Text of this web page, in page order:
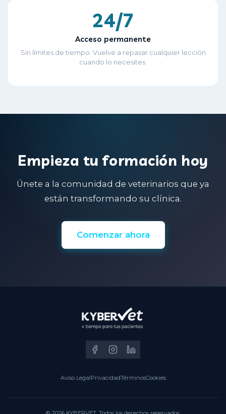
24/7
Acceso permanente
Sin límites de tiempo. Vuelve a repasar cualquier lección
cuando lo necesites.
Empieza tu formación hoy
Únete a la comunidad de veterinarios que ya
están transformando su clínica.
Comenzar ahora
Aviso LegalPrivacidadTérminosCookies